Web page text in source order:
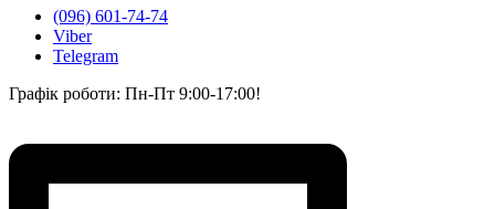
(096) 601-74-74
Viber
Telegram
Графік роботи: Пн-Пт 9:00-17:00!